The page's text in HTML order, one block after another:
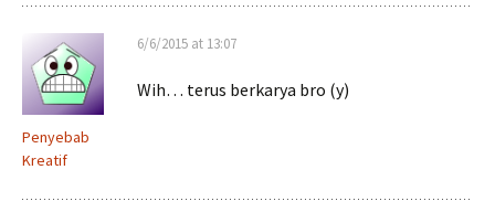
Penyebab
Kreatif
6/6/2015 at 13:07
Wih… terus berkarya bro (y)